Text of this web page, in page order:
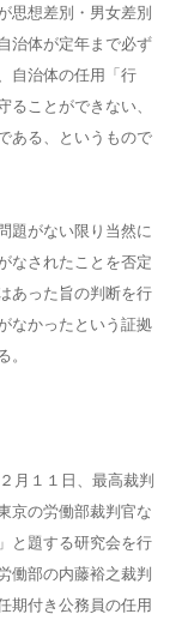
思想差別・男女差別
治体が定年まで必ず
自治体の任用「行
ことができない、
ある、というもので
題がない限り当然に
なされたことを否定
あった旨の判断を行
なかったという証拠
。
月１１日、最高裁判
京の労働部裁判官な
と題する研究会を行
働部の内藤裕之裁判
期付き公務員の任用